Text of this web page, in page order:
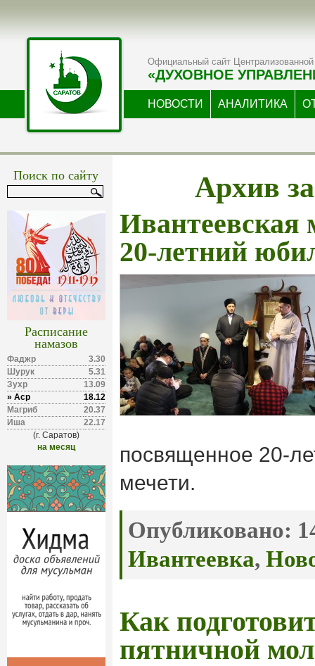
Официальный сайт Централизованной
«ДУХОВНОЕ
НОВОСТИ АНАЛИТИКА
Поиск по сайту
Расписание
намазов
Фаджр
3.30
Шурук
5.31
Зухр
13.09
» Аср
18.12
Магриб
20.37
Иша
22.17
(г. Саратов)
на месяц
Архив
Ивантеевская
20-летний
посвященное 20-
мечети.
Опубликовано:
Ивантеевка,
Как
пятничной